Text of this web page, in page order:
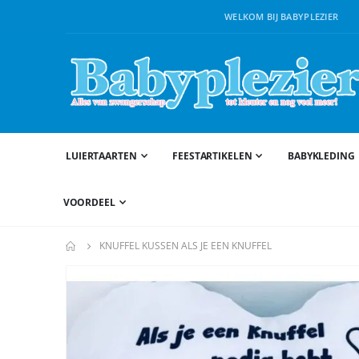
WELKOM BIJ BABYPLEZIER
LUIERTAARTEN FEESTARTIKELEN BABYKLEDING
VOORDEEL
KNUFFEL KUSSEN ALS JE EEN KNUFFEL